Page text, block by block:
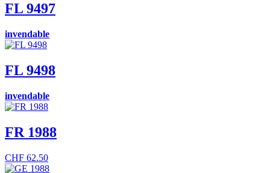
FL 9497
invendable
FL 9498
invendable
FR 1988
CHF 62.50